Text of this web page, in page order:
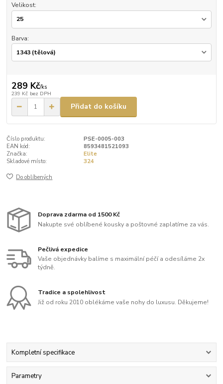
Velikost:
Barva:
289 Kč/ks
239 Kč bez DPH
Přidat do košíku
Číslo produktu:
PSE-0005-003
EAN kód:
8593481521093
Značka:
Elite
Skladové místo:
324
Do oblíbených
Doprava zdarma od 1500 Kč
Nakupte své oblíbené kousky a poštovné zaplatíme za vás.
Pečlivá expedice
Vaše objednávky balíme s maximální péčí a odesíláme 2x
týdně.
Tradice a spolehlivost
Již od roku 2010 oblékáme vaše nohy do luxusu. Děkujeme!
Kompletní specifikace
Parametry